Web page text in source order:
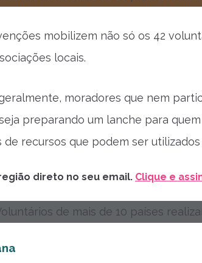
mobilizem não só os 42
locais.
moradores que nem
preparando um lanche para
de recursos que podem ser
direto no seu email. Clique e